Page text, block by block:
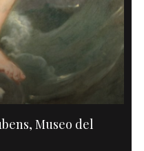
Museo del